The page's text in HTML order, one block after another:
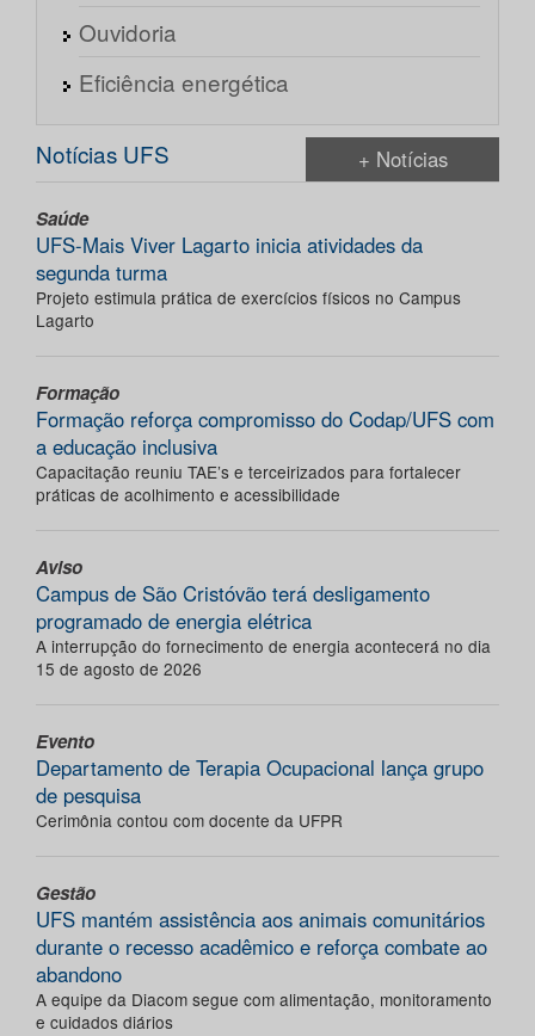
Ouvidoria
Eficiência energética
Notícias UFS + Notícias
Saúde
UFS-Mais Viver Lagarto inicia atividades da
segunda turma
Projeto estimula prática de exercícios físicos no Campus
Lagarto
Formação
Formação reforça compromisso do Codap/UFS com
a educação inclusiva
Capacitação reuniu TAE’s e terceirizados para fortalecer
práticas de acolhimento e acessibilidade
Aviso
Campus de São Cristóvão terá desligamento
programado de energia elétrica
A interrupção do fornecimento de energia acontecerá no dia
15 de agosto de 2026
Evento
Departamento de Terapia Ocupacional lança grupo
de pesquisa
Cerimônia contou com docente da UFPR
Gestão
UFS mantém assistência aos animais comunitários
durante o recesso acadêmico e reforça combate ao
abandono
A equipe da Diacom segue com alimentação, monitoramento
e cuidados diários